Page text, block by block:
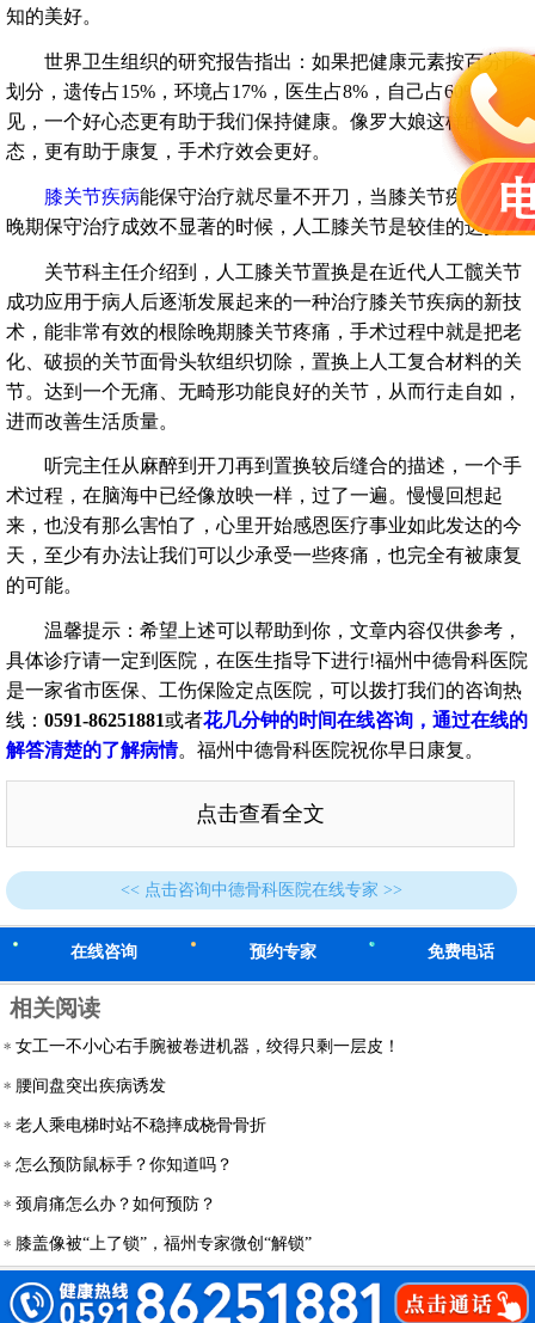
知的美好。
世界卫生组织的研究报告指出：如果把健康元素按百分比
划分，遗传占15%，环境占17%，医生占8%，自己占60%。可
见，一个好心态更有助于我们保持健康。像罗大娘这样的心
态，更有助于康复，手术疗效会更好。
膝关节疾病能保守治疗就尽量不开刀，当膝关节疾病到达
晚期保守治疗成效不显著的时候，人工膝关节是较佳的选择。
关节科主任介绍到，人工膝关节置换是在近代人工髋关节
成功应用于病人后逐渐发展起来的一种治疗膝关节疾病的新技
术，能非常有效的根除晚期膝关节疼痛，手术过程中就是把老
化、破损的关节面骨头软组织切除，置换上人工复合材料的关
节。达到一个无痛、无畸形功能良好的关节，从而行走自如，
进而改善生活质量。
听完主任从麻醉到开刀再到置换较后缝合的描述，一个手
术过程，在脑海中已经像放映一样，过了一遍。慢慢回想起
来，也没有那么害怕了，心里开始感恩医疗事业如此发达的今
天，至少有办法让我们可以少承受一些疼痛，也完全有被康复
的可能。
温馨提示：希望上述可以帮助到你，文章内容仅供参考，
具体诊疗请一定到医院，在医生指导下进行!福州中德骨科医院
是一家省市医保、工伤保险定点医院，可以拨打我们的咨询热
线： 0591-86251881或者花几分钟的时间在线咨询，通过在线的
解答清楚的了解病情。福州中德骨科医院祝你早日康复。
点击查看全文
<< 点击咨询中德骨科医院在线专家 >>
在线咨询 预约专家 免费电话
相关阅读
女工一不小心右手腕被卷进机器，绞得只剩一层皮！
腰间盘突出疾病诱发
老人乘电梯时站不稳摔成桡骨骨折
怎么预防鼠标手？你知道吗？
颈肩痛怎么办？如何预防？
膝盖像被“上了锁”，福州专家微创“解锁”